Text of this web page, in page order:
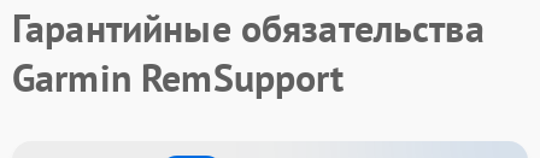
Гарантийные обязательства
Garmin RemSupport